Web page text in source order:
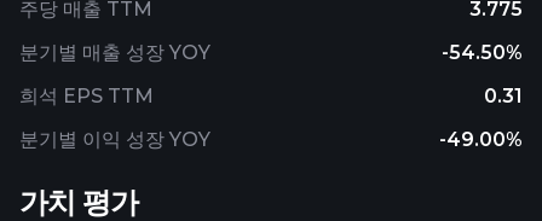
주당 매출 TTM
3.775
분기별 매출 성장 YOY
-54.50%
희석 EPS TTM
0.31
분기별 이익 성장 YOY
-49.00%
가치 평가